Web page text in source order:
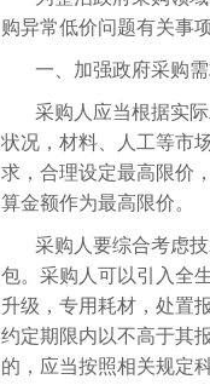
购异常低价问题有关事
一、加强政府采购
采购人应当根据实
状况，材料、人工等市
求，合理设定最高限价
算金额作为最高限价。
采购人要综合考虑
包。采购人可以引入全
升级，专用耗材，处置
约定期限内以不高于其
的，应当按照相关规定